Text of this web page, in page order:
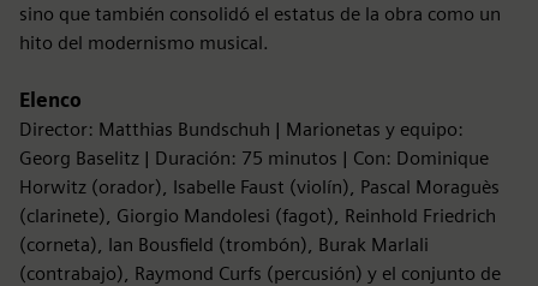
sino que también consolidó el estatus de la obra como un
hito del modernismo musical.
Elenco
Director: Matthias Bundschuh | Marionetas y equipo:
Georg Baselitz | Duración: 75 minutos | Con: Dominique
Horwitz (orador), Isabelle Faust (violín), Pascal Moraguès
(clarinete), Giorgio Mandolesi (fagot), Reinhold Friedrich
(corneta), Ian Bousfield (trombón), Burak Marlali
(contrabajo), Raymond Curfs (percusión) y el conjunto de